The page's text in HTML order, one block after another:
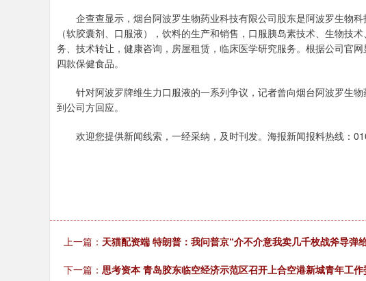
企查查显示，烟台阿波罗生物药业科技有限公司股东是阿波罗生物科
（软胶囊剂、口服液），饮料的生产和销售，口服胰岛素技术、生物技
务、技术转让，健康咨询，房屋租赁，临床医学研究服务。根据公司官
四款保健食品。
针对阿波罗牌维生力口服液的一系列争议，记者曾向烟台阿波罗生物
到公司方回应。
欢迎您提供新闻线索，一经采纳，及时刊发。海报新闻报料热线：
上一篇： 天猫配资端 特朗普：我问普京“介不介意我卖几千枚战斧导弹
下一篇： 思考资本 青岛胶东临空经济示范区召开上合空港新城青年工